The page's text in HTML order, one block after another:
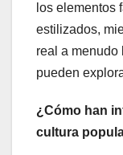
los elementos
estilizados,
real a menudo
pueden
¿Cómo han
cultura